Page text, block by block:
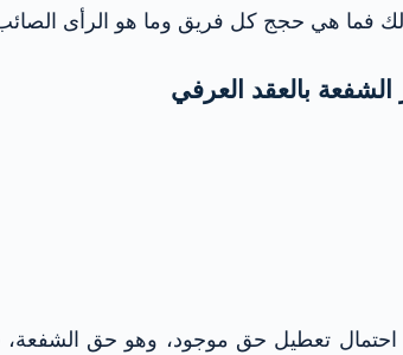
ذلك فما هي حجج كل فريق وما هو الرأى
الشفعة بالعقد العرفي
احتمال تعطيل حق موجود، وهو حق